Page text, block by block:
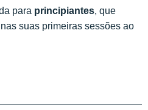
para principiantes, que
suas primeiras sessões ao